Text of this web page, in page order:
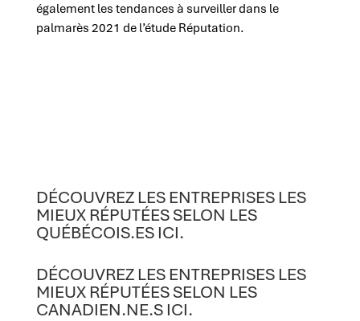
également les tendances à surveiller dans le
palmarès 2021 de l’étude Réputation.
DÉCOUVREZ LES ENTREPRISES LES
MIEUX RÉPUTÉES SELON LES
QUÉBÉCOIS.ES ICI.
DÉCOUVREZ LES ENTREPRISES LES
MIEUX RÉPUTÉES SELON LES
CANADIEN.NE.S ICI.